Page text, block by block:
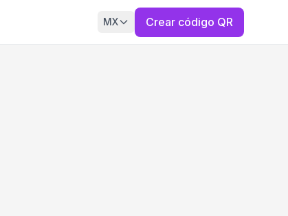
MX Crear código QR